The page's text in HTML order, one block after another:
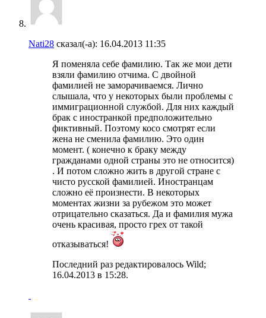
Nati28 сказал(-а): 16.04.2013 11:35
Я поменяла себе фамилию. Так же мои дети
взяли фамилию отчима. С двойной
фамилией не заморачиваемся. Лично
слышала, что у некоторых были проблемы с
иммиграционной службой. Для них каждый
брак с иностранкой предположительно
фиктивный. Поэтому косо смотрят если
жена не сменила фамилию. Это один
момент. ( конечно к браку между
гражданами одной страны это не относится)
. И потом сложно жить в другой стране с
чисто русской фамилией. Иностранцам
сложно её произнести. В некоторых
моментах жизни за рубежом это может
отрицательно сказаться. Да и фамилия мужа
очень красивая, просто грех от такой
отказываться!
Последний раз редактировалось Wild;
16.04.2013 в 15:28.